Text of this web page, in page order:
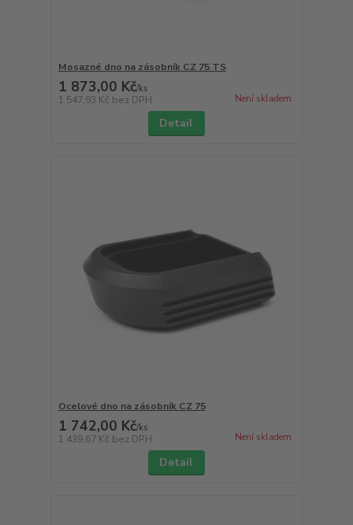
Mosazné dno na zásobník CZ 75 TS
1 873,00 Kč/ks
1 547,93 Kč bez DPH Není skladem
Detail
Ocelové dno na zásobník CZ 75
1 742,00 Kč/ks
1 439,67 Kč bez DPH Není skladem
Detail